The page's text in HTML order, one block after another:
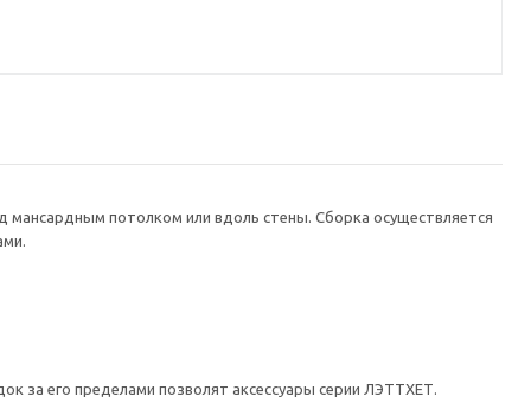
потолком или вдоль стены. Сборка осуществляется
за его пределами позволят аксессуары серии ЛЭТТХЕТ.